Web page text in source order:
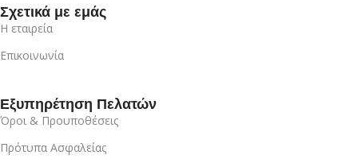
Σχετικά με εμάς
Η εταιρεία
Επικοινωνία
Εξυπηρέτηση Πελατών
Όροι & Προυποθέσεις
Πρότυπα Ασφαλείας